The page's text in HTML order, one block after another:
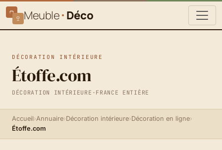
Meuble Déco
DÉCORATION INTÉRIEURE
Étoffe.com
DÉCORATION INTÉRIEURE · FRANCE ENTIÈRE
Accueil›Annuaire›Décoration intérieure›Décoration en ligne›
Étoffe.com